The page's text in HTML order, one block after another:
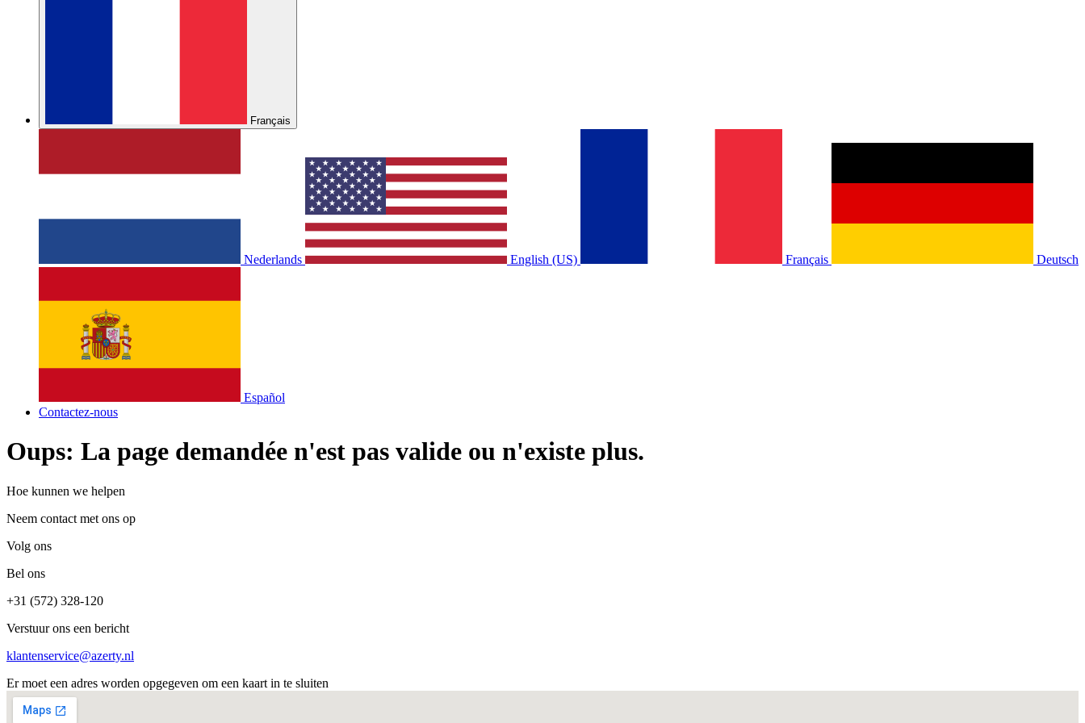
Français
Nederlands English (US) Français Deutsch
Español
Contactez-nous
Oups: La page demandée n'est pas valide ou n'existe plus.
Hoe kunnen we helpen
Neem contact met ons op
Volg ons
Bel ons
+31 (572) 328-120
Verstuur ons een bericht
klantenservice@azerty.nl
Er moet een adres worden opgegeven om een kaart in te sluiten